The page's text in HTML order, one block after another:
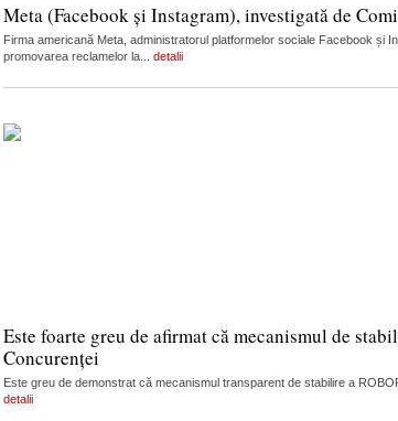
Meta (Facebook și Instagram), investigată de
Firma americană Meta, administratorul platformelor sociale Facebook și
promovarea reclamelor la... detalii
Este foarte greu de afirmat că mecanismul de
Concurenței
Este greu de demonstrat că mecanismul transparent de stabilire a
detalii